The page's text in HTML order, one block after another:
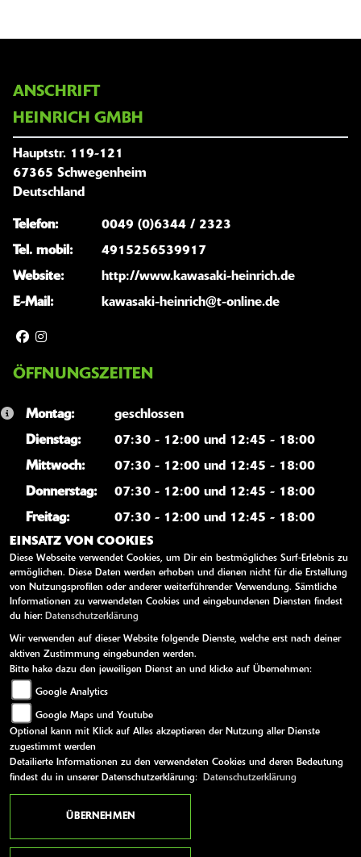
ANSCHRIFT
HEINRICH GMBH
Hauptstr. 119-121
67365 Schwegenheim
Deutschland
Telefon:
0049 (0)6344 / 2323
Tel. mobil:
4915256539917
Website:
http://www.kawasaki-heinrich.de
E-Mail:
kawasaki-heinrich@t-online.de
ÖFFNUNGSZEITEN
Montag:
geschlossen
Dienstag:
07:30 - 12:00 und 12:45 - 18:00
Mittwoch:
07:30 - 12:00 und 12:45 - 18:00
Donnerstag:
07:30 - 12:00 und 12:45 - 18:00
Freitag:
07:30 - 12:00 und 12:45 - 18:00
Samstag:
08:00 - 13:00
Sonntag:
geschlossen
Telefonisch sind wir ab 8 Uhr erreichbar!
WEITERE LINKS
Kawasaki News
Kawasaki Handbücher
Kawasaki Bekleidung
Kawasaki Merchandise
AGB Impressum Datenschutz Disclaimer
EINSATZ VON COOKIES
Diese Webseite verwendet Cookies, um Dir ein bestmögliches Surf-Erlebnis zu
ermöglichen. Diese Daten werden erhoben und dienen nicht für die Erstellung
von Nutzungsprofilen oder anderer weiterführender Verwendung. Sämtliche
Informationen zu verwendeten Cookies und eingebundenen Diensten findest
du hier: Datenschutzerklärung
Wir verwenden auf dieser Website folgende Dienste, welche erst nach deiner
aktiven Zustimmung eingebunden werden.
Bitte hake dazu den jeweiligen Dienst an und klicke auf Übernehmen:
Google Analytics
Google Maps und Youtube
Optional kann mit Klick auf Alles akzeptieren der Nutzung aller Dienste
zugestimmt werden
Detailierte Informationen zu den verwendeten Cookies und deren Bedeutung
findest du in unserer Datenschutzerklärung:
Datenschutzerklärung
ÜBERNEHMEN